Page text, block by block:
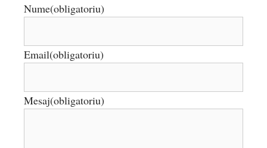
Nume(obligatoriu)
Email(obligatoriu)
Mesaj(obligatoriu)